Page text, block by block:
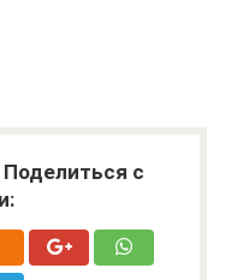
с